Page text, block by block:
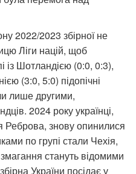
2022/2023 збірної не
Ліги націй, щоб
із Шотландією (0:0, 0:3),
(3:0, 5:0) підопічні
лише другими,
2024 року українці,
Реброва, знову опинилися
по групі стали Чехія,
стануть відомими
України посідає у